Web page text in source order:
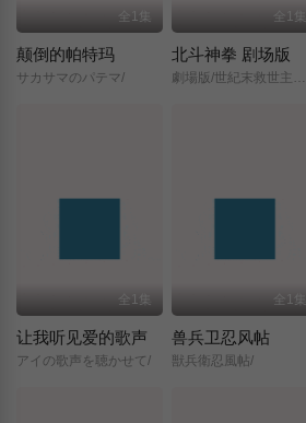
全1集
颠倒的帕特玛
サカサマのパテマ/
全1集
北斗神拳 剧场版
劇場版/世紀末救世主伝説/北斗の拳/
全1集
让我听见爱的歌声
アイの歌声を聴かせて/
全1集
兽兵卫忍风帖
獣兵衛忍風帖/